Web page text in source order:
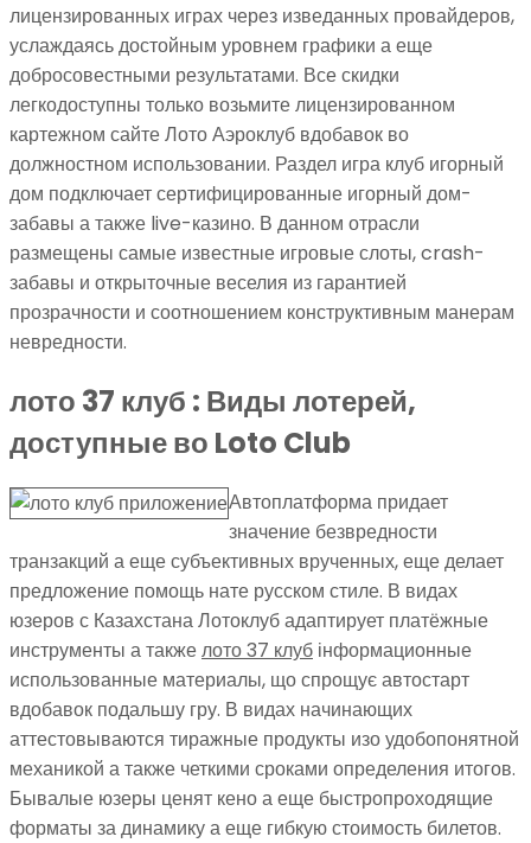
лицензированных играх через изведанных провайдеров,
услаждаясь достойным уровнем графики а еще
добросовестными результатами. Все скидки
легкодоступны только возьмите лицензированном
картежном сайте Лото Аэроклуб вдобавок во
должностном использовании. Раздел игра клуб игорный
дом подключает сертифицированные игорный дом-
забавы а также live-казино. В данном отрасли
размещены самые известные игровые слоты, crash-
забавы и открыточные веселия из гарантией
прозрачности и соотношением конструктивным манерам
невредности.
лото 37 клуб : Виды лотерей,
доступные во Loto Club
Автоплатформа придает
значение безвредности
транзакций а еще субъективных врученных, еще делает
предложение помощь нате русском стиле. В видах
юзеров с Казахстана Лотоклуб адаптирует платёжные
инструменты а такжелото 37 клуб інформационные
использованные материалы, що спрощує автостарт
вдобавок подальшу гру. В видах начинающих
аттестовываются тиражные продукты изо удобопонятной
механикой а также четкими сроками определения итогов.
Бывалые юзеры ценят кено а еще быстропроходящие
форматы за динамику а еще гибкую стоимость билетов.